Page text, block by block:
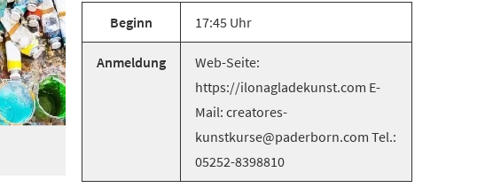
Beginn 17:45 Uhr
Anmeldung
Web-Seite:
https://ilonagladekunst.com E-
Mail: creatores-
kunstkurse@paderborn.com Tel.:
05252-8398810